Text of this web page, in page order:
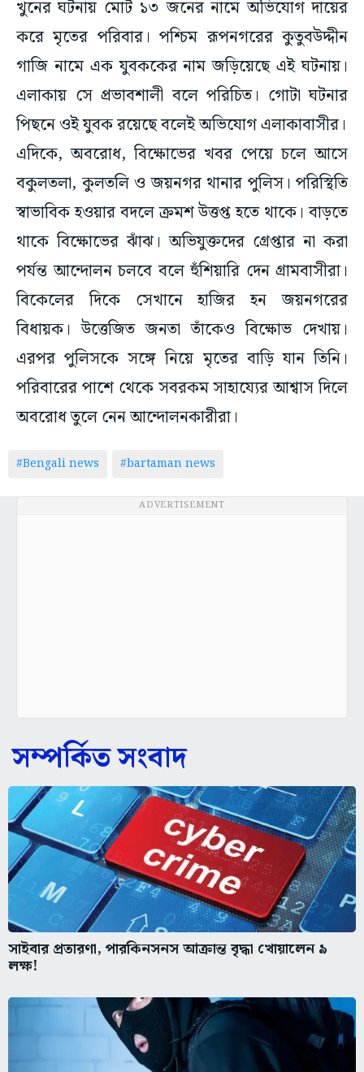
খুনের ঘটনায় মোট ১৩ জনের নামে অভিযোগ দায়ের
করে মৃতের পরিবার। পশ্চিম রূপনগরের কুতুবউদ্দীন
গাজি নামে এক যুবককের নাম জড়িয়েছে এই ঘটনায়।
এলাকায় সে প্রভাবশালী বলে পরিচিত। গোটা ঘটনার
পিছনে ওই যুবক রয়েছে বলেই অভিযোগ এলাকাবাসীর।
এদিকে, অবরোধ, বিক্ষোভের খবর পেয়ে চলে আসে
বকুলতলা, কুলতলি ও জয়নগর থানার পুলিস। পরিস্থিতি
স্বাভাবিক হওয়ার বদলে ক্রমশ উত্তপ্ত হতে থাকে। বাড়তে
থাকে বিক্ষোভের ঝাঁঝ। অভিযুক্তদের গ্রেপ্তার না করা
পর্যন্ত আন্দোলন চলবে বলে হুঁশিয়ারি দেন গ্রামবাসীরা।
বিকেলের দিকে সেখানে হাজির হন জয়নগরের
বিধায়ক। উত্তেজিত জনতা তাঁকেও বিক্ষোভ দেখায়।
এরপর পুলিসকে সঙ্গে নিয়ে মৃতের বাড়ি যান তিনি।
পরিবারের পাশে থেকে সবরকম সাহায্যের আশ্বাস দিলে
অবরোধ তুলে নেন আন্দোলনকারীরা।
#Bengali news #bartaman news
ADVERTISEMENT
সম্পর্কিত সংবাদ
সাইবার প্রতারণা, পারকিনসনস আক্রান্ত বৃদ্ধা খোয়ালেন ৯
লক্ষ!